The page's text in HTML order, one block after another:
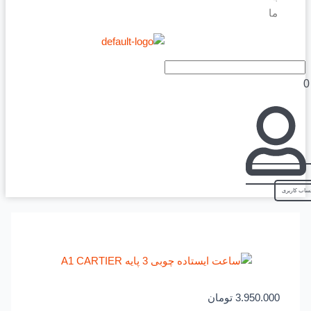
3.950.000 تومان